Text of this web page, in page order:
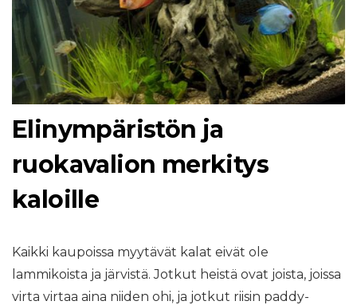
Elinympäristön ja
ruokavalion merkitys
kaloille
Kaikki kaupoissa myytävät kalat eivät ole
lammikoista ja järvistä. Jotkut heistä ovat joista, joissa
virta virtaa aina niiden ohi, ja jotkut riisin paddy-